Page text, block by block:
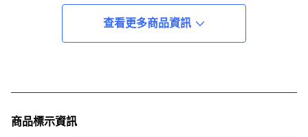
查看更多商品資訊
商品標示資訊